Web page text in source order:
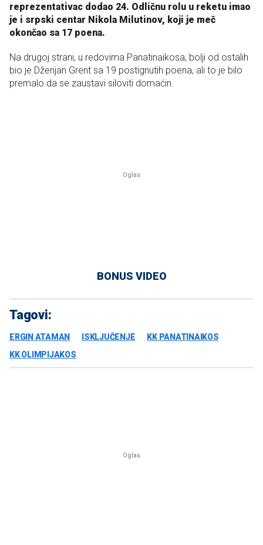
reprezentativac dodao 24. Odličnu rolu u reketu imao
je i srpski centar Nikola Milutinov, koji je meč
okončao sa 17 poena.
Na drugoj strani, u redovima Panatinaikosa, bolji od ostalih
bio je Džerijan Grent sa 19 postignutih poena, ali to je bilo
premalo da se zaustavi siloviti domaćin.
BONUS VIDEO
Tagovi:
ERGIN ATAMAN ISKLJUČENJE
KK PANATINAIKOS
KK OLIMPIJAKOS